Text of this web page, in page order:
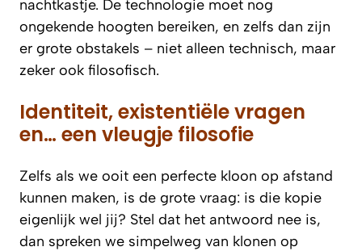
nachtkastje. De technologie moet nog
ongekende hoogten bereiken, en zelfs dan zijn
er grote obstakels – niet alleen technisch, maar
zeker ook filosofisch.
Identiteit, existentiële vragen
en… een vleugje filosofie
Zelfs als we ooit een perfecte kloon op afstand
kunnen maken, is de grote vraag: is die kopie
eigenlijk wel jij? Stel dat het antwoord nee is,
dan spreken we simpelweg van klonen op